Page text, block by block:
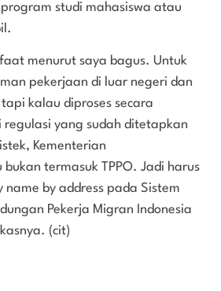
studi mahasiswa atau
menurut saya bagus. Untuk
pekerjaan di luar negeri dan
kalau diproses secara
regulasi yang sudah ditetapkan
Kementerian
termasuk TPPO. Jadi harus
by address pada Sistem
Pekerja Migran Indonesia
(cit)